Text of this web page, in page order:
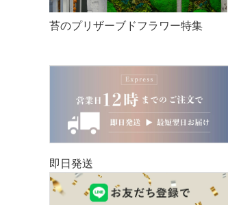
苔のプリザーブドフラワー特集
即日発送